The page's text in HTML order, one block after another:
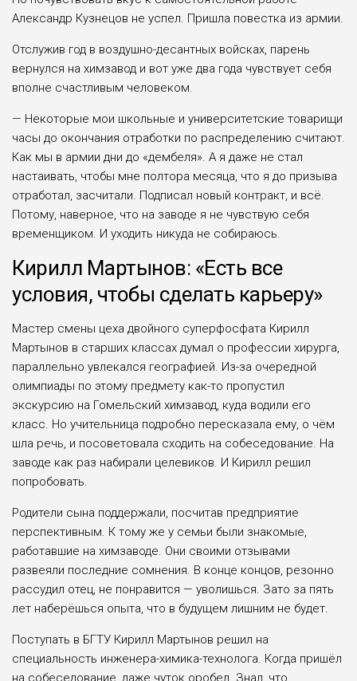
Александр Кузнецов не успел. Пришла повестка из армии.
Отслужив год в воздушно-десантных войсках, парень
вернулся на химзавод и вот уже два года чувствует себя
вполне счастливым человеком.
— Некоторые мои школьные и университетские товарищи
часы до окончания отработки по распределению считают.
Как мы в армии дни до «дембеля». А я даже не стал
настаивать, чтобы мне полтора месяца, что я до призыва
отработал, засчитали. Подписал новый контракт, и всё.
Потому, наверное, что на заводе я не чувствую себя
временщиком. И уходить никуда не собираюсь.
Кирилл Мартынов: «Есть все
условия, чтобы сделать карьеру»
Мастер смены цеха двойного суперфосфата Кирилл
Мартынов в старших классах думал о профессии хирурга,
параллельно увлекался географией. Из-за очередной
олимпиады по этому предмету как-то пропустил
экскурсию на Гомельский химзавод, куда водили его
класс. Но учительница подробно пересказала ему, о чём
шла речь, и посоветовала сходить на собеседование. На
заводе как раз набирали целевиков. И Кирилл решил
попробовать.
Родители сына поддержали, посчитав предприятие
перспективным. К тому же у семьи были знакомые,
работавшие на химзаводе. Они своими отзывами
развеяли последние сомнения. В конце концов, резонно
рассудил отец, не понравится — уволишься. Зато за пять
лет наберёшься опыта, что в будущем лишним не будет.
Поступать в БГТУ Кирилл Мартынов решил на
специальность инженера-химика-технолога. Когда пришёл
на собеседование, даже чуток оробел. Знал, что